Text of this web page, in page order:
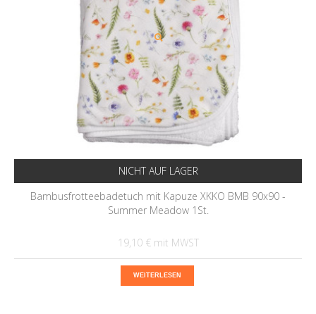
NICHT AUF LAGER
Bambusfrotteebadetuch mit Kapuze XKKO BMB 90x90 -
Summer Meadow 1St.
19,10 €
WEITERLESEN